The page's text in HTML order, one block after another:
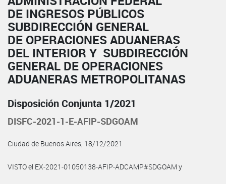
DE INGRESOS PÚBLICOS
SUBDIRECCIÓN GENERAL
DE OPERACIONES ADUANERAS
DEL INTERIOR Y SUBDIRECCIÓN
GENERAL DE OPERACIONES
ADUANERAS METROPOLITANAS
Disposición Conjunta 1/2021
DISFC-2021-1-E-AFIP-SDGOAM
Ciudad de Buenos Aires, 18/12/2021
VISTO el EX-2021-01050138-AFIP-ADCAMP#SDGOAM y